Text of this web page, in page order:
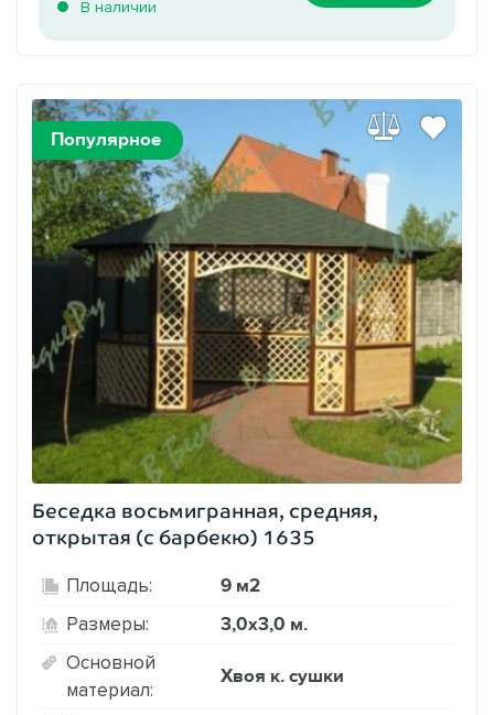
В наличии
Популярное
Беседка восьмигранная, средняя,
открытая (с барбекю) 1635
Площадь: 9 м2
Размеры: 3,0х3,0 м.
Основной
материал:
Хвоя к. сушки